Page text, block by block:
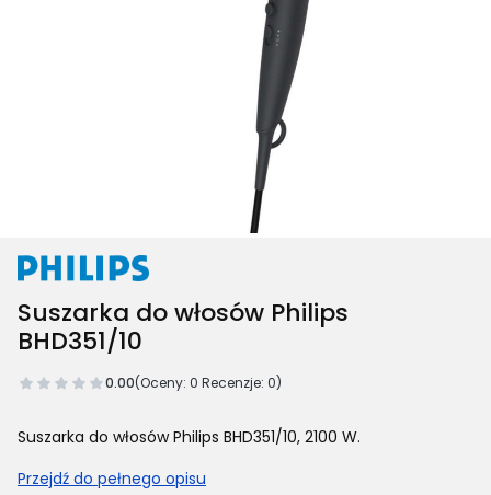
Suszarka do włosów Philips
BHD351/10
0.00(Oceny: 0 Recenzje: 0)
Suszarka do włosów Philips BHD351/10, 2100 W.
Przejdź do pełnego opisu